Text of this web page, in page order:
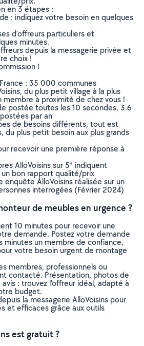
en 3 étapes :
: indiquez votre besoin en quelques
d’offreurs particuliers et
minutes.
depuis la messagerie privée et
choix !
!
: 35 000 communes
du plus petit village à la plus
membre à proximité de chez vous !
postée toutes les 10 secondes, 3.6
par an
de besoins différents, tout est
du plus petit besoin aux plus grands
recevoir une première réponse à
AlloVoisins sur 5* indiquent
un bon rapport qualité/prix
enquête AlloVoisins réalisée sur un
interrogées (Février 2024)
de meubles en urgence ?
10 minutes pour recevoir une
demande. Postez votre demande
minutes un membre de confiance,
votre besoin urgent de montage
membres, professionnels ou
contacté. Présentation, photos de
: trouvez l'offreur idéal, adapté à
budget.
la messagerie AlloVoisins pour
et efficaces grâce aux outils
est gratuit ?